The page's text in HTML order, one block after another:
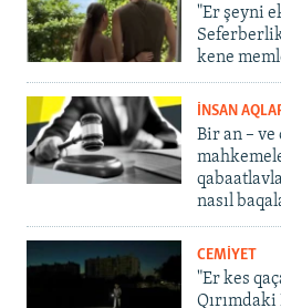
"Er şeyni
kene
İNSAN
Bir an – ve
nasıl
CEMİYET
"Er kes